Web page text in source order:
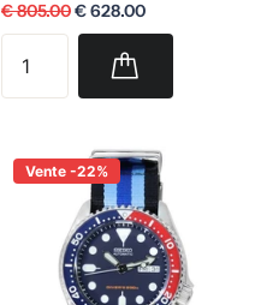
€ 805.00€ 628.00
Vente -22%